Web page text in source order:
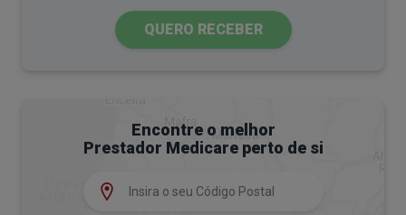
Gorduras saudáveis: azeite, óleo de coco,
abacate, manteiga,frutos secose
Carnes e peixes: salmão, sardinha, cavala,
frango, peru, carne de vaca e porco,
preferencialmente de origem biológica e não
QUERO RECEBER
Encontre o melhor
Prestador Medicare perto de si